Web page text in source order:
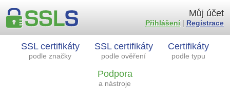
SSL certifikáty
podle značky
SSL certifikáty
podle ověření
Certifikáty
podle typu
Podpora
a nástroje
Můj účet
Přihlášení| Registrace